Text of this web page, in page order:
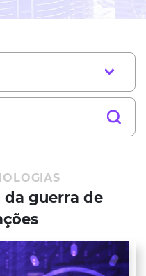
da guerra de